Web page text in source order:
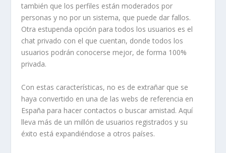
también que los perfiles están moderados por
personas y no por un sistema, que puede dar fallos.
Otra estupenda opción para todos los usuarios es el
chat privado con el que cuentan, donde todos los
usuarios podrán conocerse mejor, de forma 100%
privada.
Con estas características, no es de extrañar que se
haya convertido en una de las webs de referencia en
España para hacer contactos o buscar amistad. Aquí
lleva más de un millón de usuarios registrados y su
éxito está expandiéndose a otros países.